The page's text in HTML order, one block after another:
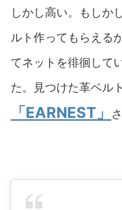
しかし高い。もしか
ルト作ってもらえる
てネットを徘徊して
た。見つけた革ベル
「EARNEST」